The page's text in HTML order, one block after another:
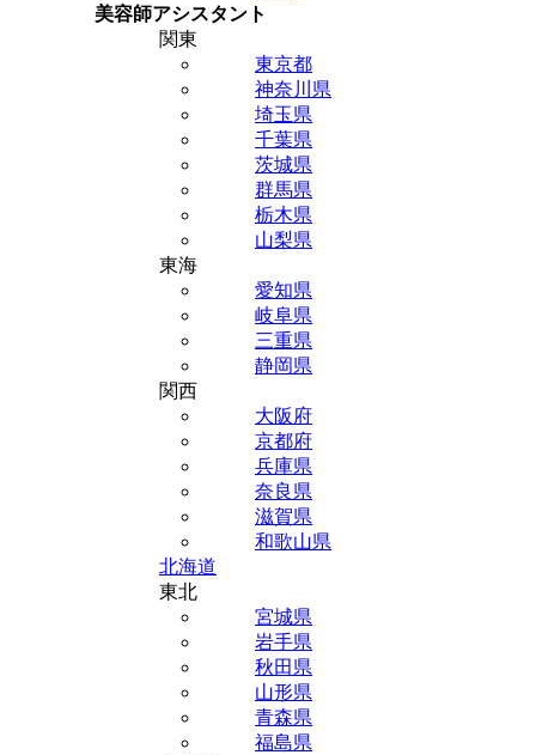
美容師アシスタント
関東
東京都
神奈川県
埼玉県
千葉県
茨城県
群馬県
栃木県
山梨県
東海
愛知県
岐阜県
三重県
静岡県
関西
大阪府
京都府
兵庫県
奈良県
滋賀県
和歌山県
北海道
東北
宮城県
岩手県
秋田県
山形県
青森県
福島県